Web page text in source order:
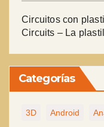
Circuitos con
Circuits – La
Categorías
3D Android